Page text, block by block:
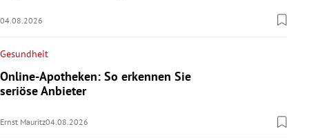
04.08.2026
Gesundheit
Online-Apotheken: So erkennen Sie
seriöse Anbieter
Ernst Mauritz04.08.2026